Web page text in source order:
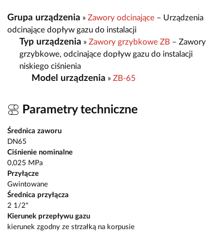
Grupa urządzenia » Zawory odcinające – Urządzenia
odcinające dopływ gazu do instalacji
Typ urządzenia » Zawory grzybkowe ZB – Zawory
grzybkowe, odcinające dopływ gazu do instalacji
niskiego ciśnienia
Model urządzenia » ZB-65
Parametry techniczne
Średnica zaworu
DN65
Ciśnienie nominalne
0,025 MPa
Przyłącze
Gwintowane
Średnica przyłącza
2 1/2"
Kierunek przepływu gazu
kierunek zgodny ze strzałką na korpusie